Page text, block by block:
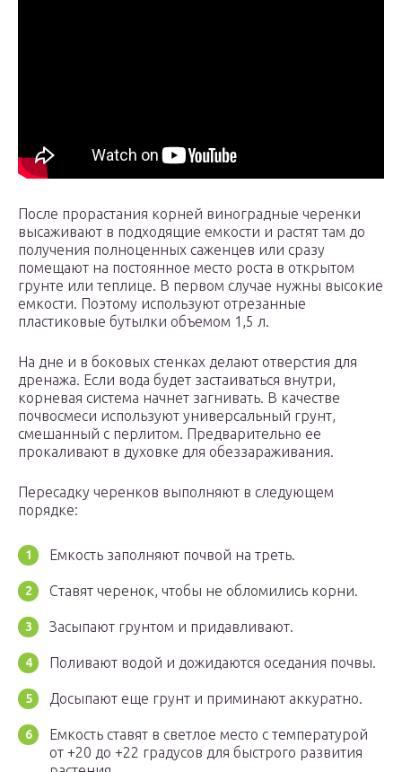
После прорастания корней виноградные черенки
высаживают в подходящие емкости и растят там до
получения полноценных саженцев или сразу
помещают на постоянное место роста в открытом
грунте или теплице. В первом случае нужны высокие
емкости. Поэтому используют отрезанные
пластиковые бутылки объемом 1,5 л.
На дне и в боковых стенках делают отверстия для
дренажа. Если вода будет застаиваться внутри,
корневая система начнет загнивать. В качестве
почвосмеси используют универсальный грунт,
смешанный с перлитом. Предварительно ее
прокаливают в духовке для обеззараживания.
Пересадку черенков выполняют в следующем
порядке:
Емкость заполняют почвой на треть.
Ставят черенок, чтобы не обломились корни.
Засыпают грунтом и придавливают.
Поливают водой и дожидаются оседания почвы.
Досыпают еще грунт и приминают аккуратно.
Емкость ставят в светлое место с температурой
от +20 до +22 градусов для быстрого развития